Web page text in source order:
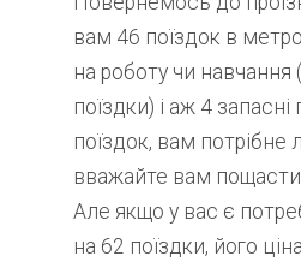
вам 46 поїздок в
на роботу чи
поїздки) і аж 4
поїздок, вам потрібне
вважайте вам
Але якщо у вас є
на 62 поїздки, його